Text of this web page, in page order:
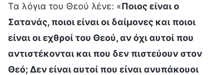
Τα λόγια του Θεού λένε: «Ποιος είναι ο
Σατανάς, ποιοι είναι οι δαίμονες και ποιοι
είναι οι εχθροί του Θεού, αν όχι αυτοί που
αντιστέκονται και που δεν πιστεύουν στον
Θεό; Δεν είναι αυτοί που είναι ανυπάκουοι